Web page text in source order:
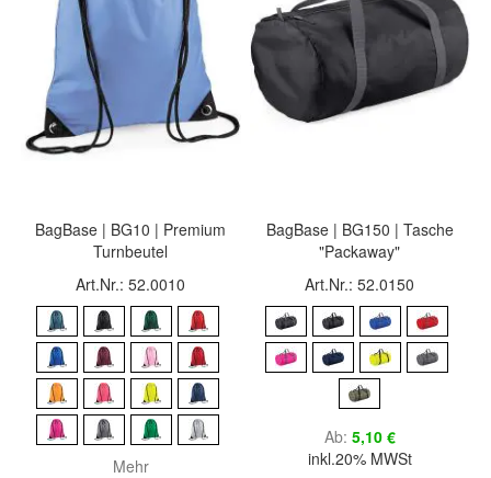
BagBase | BG10 | Premium
Turnbeutel
Art.Nr.: 52.0010
Mehr
BagBase | BG150 | Tasche
"Packaway"
Art.Nr.: 52.0150
Ab 5,10 €
inkl.20% MWSt